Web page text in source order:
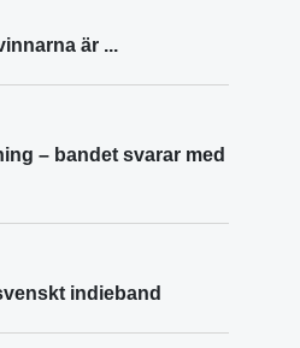
är ...
– bandet svarar med
indieband